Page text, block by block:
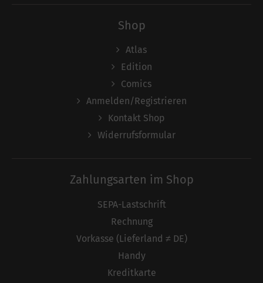
Shop
Atlas
Edition
Comics
Anmelden/Registrieren
Kontakt Shop
Widerrufsformular
Zahlungsarten im Shop
SEPA-Lastschrift
Rechnung
Vorkasse (Lieferland ≠ DE)
Handy
Kreditkarte